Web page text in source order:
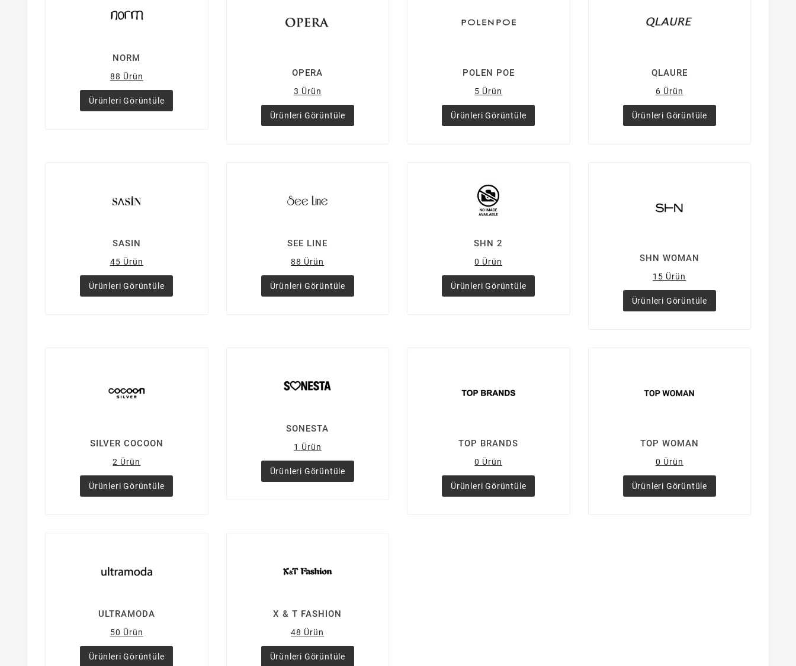
NORM
88 Ürün
Ürünleri Görüntüle
OPERA
3 Ürün
Ürünleri Görüntüle
POLEN POE
5 Ürün
Ürünleri Görüntüle
QLAURE
6 Ürün
Ürünleri Görüntüle
SASIN
45 Ürün
Ürünleri Görüntüle
SEE LINE
88 Ürün
Ürünleri Görüntüle
SHN 2
0 Ürün
Ürünleri Görüntüle
SHN WOMAN
15 Ürün
Ürünleri Görüntüle
SILVER COCOON
2 Ürün
Ürünleri Görüntüle
SONESTA
1 Ürün
Ürünleri Görüntüle
TOP BRANDS
0 Ürün
Ürünleri Görüntüle
TOP WOMAN
0 Ürün
Ürünleri Görüntüle
ULTRAMODA
50 Ürün
Ürünleri Görüntüle
X & T FASHION
48 Ürün
Ürünleri Görüntüle